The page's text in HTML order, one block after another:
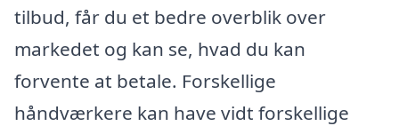
tilbud, får du et bedre overblik over
markedet og kan se, hvad du kan
forvente at betale. Forskellige
håndværkere kan have vidt forskellige